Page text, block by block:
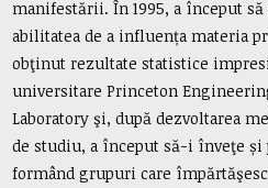
manifestării. În 1995, a început
abilitatea de a influența materia
obţinut rezultate statistice
universitare Princeton
Laboratory şi, după dezvoltarea
de studiu, a început să-i înveţe și
formând grupuri care